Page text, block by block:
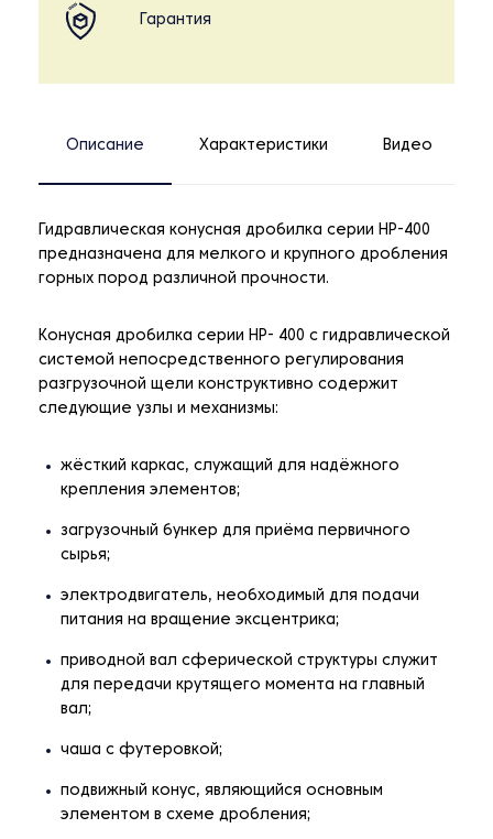
Гарантия
Описание Характеристики Видео
Гидравлическая конусная дробилка серии НР-400
предназначена для мелкого и крупного дробления
горных пород различной прочности.
Конусная дробилка серии НР- 400 с гидравлической
системой непосредственного регулирования
разгрузочной щели конструктивно содержит
следующие узлы и механизмы:
жёсткий каркас, служащий для надёжного
крепления элементов;
загрузочный бункер для приёма первичного
сырья;
электродвигатель, необходимый для подачи
питания на вращение эксцентрика;
приводной вал сферической структуры служит
для передачи крутящего момента на главный
вал;
чаша с футеровкой;
подвижный конус, являющийся основным
элементом в схеме дробления;